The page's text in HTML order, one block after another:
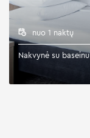
nuo 1 naktų
Nakvynė su baseinu